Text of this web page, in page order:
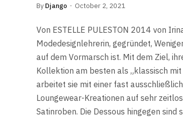
By Django October 2, 2021
Von ESTELLE PULESTON 2014 von
Modedesignlehrerin, gegründet,
auf dem Vormarsch ist. Mit dem Ziel,
Kollektion am besten als „klassisch
arbeitet sie mit einer fast
Loungewear-Kreationen auf sehr
Satinroben. Die Dessous hingegen